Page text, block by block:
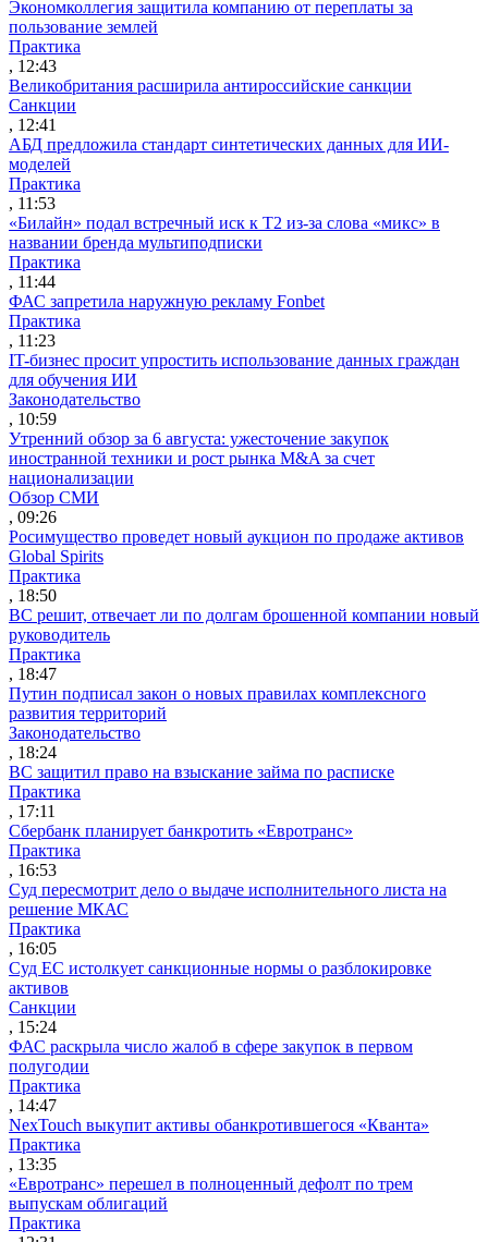
Экономколлегия защитила компанию от переплаты за
пользование землей
Практика
, 12:43
Великобритания расширила антироссийские санкции
Санкции
, 12:41
АБД предложила стандарт синтетических данных для ИИ-
моделей
Практика
, 11:53
«Билайн» подал встречный иск к Т2 из-за слова «микс» в
названии бренда мультиподписки
Практика
, 11:44
ФАС запретила наружную рекламу Fonbet
Практика
, 11:23
IT-бизнес просит упростить использование данных граждан
для обучения ИИ
Законодательство
, 10:59
Утренний обзор за 6 августа: ужесточение закупок
иностранной техники и рост рынка M&A за счет
национализации
Обзор СМИ
, 09:26
Росимущество проведет новый аукцион по продаже активов
Global Spirits
Практика
, 18:50
ВС решит, отвечает ли по долгам брошенной компании новый
руководитель
Практика
, 18:47
Путин подписал закон о новых правилах комплексного
развития территорий
Законодательство
, 18:24
ВС защитил право на взыскание займа по расписке
Практика
, 17:11
Сбербанк планирует банкротить «Евротранс»
Практика
, 16:53
Суд пересмотрит дело о выдаче исполнительного листа на
решение МКАС
Практика
, 16:05
Суд ЕС истолкует санкционные нормы о разблокировке
активов
Санкции
, 15:24
ФАС раскрыла число жалоб в сфере закупок в первом
полугодии
Практика
, 14:47
NexTouch выкупит активы обанкротившегося «Кванта»
Практика
, 13:35
«Евротранс» перешел в полноценный дефолт по трем
выпускам облигаций
Практика